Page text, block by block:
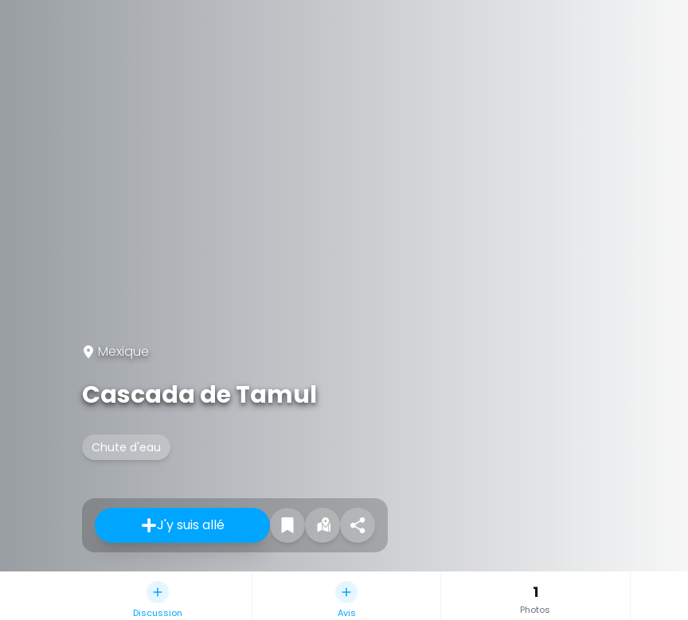
Mexique
Cascada de Tamul
Chute d'eau
J'y suis allé
Discussion Avis
1
Photos